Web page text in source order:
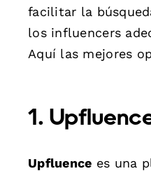
facilitar la
los influencers
Aquí las mejores
1.
Upfluence es una